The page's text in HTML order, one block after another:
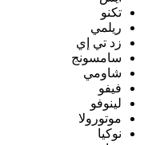
تكنو
ريلمي
زد تي إي
سامسونج
شاومي
فيفو
لينوفو
موتورولا
نوكيا